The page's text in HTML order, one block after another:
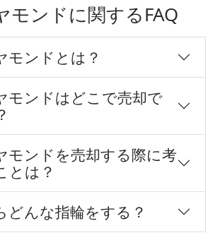
モンドに関するFAQ
モンドとは？
モンドはどこで売却で
モンドを売却する際に考
とは？
どんな指輪をする？